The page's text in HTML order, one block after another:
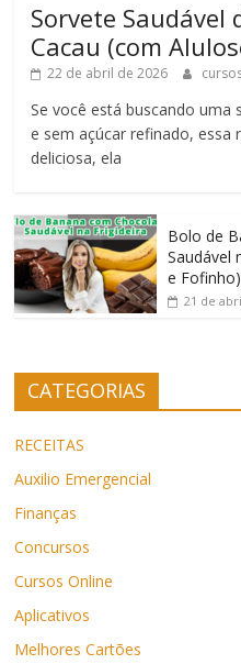
Sorvete Saudável
Cacau (com
22 de abril de 2026
Se você está buscando uma
e sem açúcar refinado, essa
deliciosa, ela
Bolo de
Saudável
e Fofinho)
21 de
CATEGORIAS
RECEITAS
Auxilio Emergencial
Finanças
Concursos
Cursos Online
Aplicativos
Melhores Cartões